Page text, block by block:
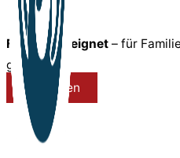
Familiengeeignet – für
geeignet.
Schließen